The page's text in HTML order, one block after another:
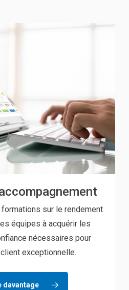
sur le rendement
équipes à acquérir les
nécessaires pour
exceptionnelle.
davantage